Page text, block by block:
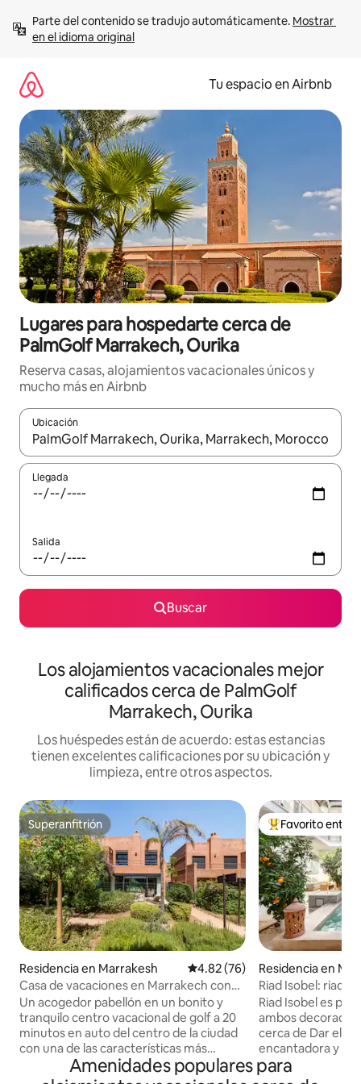
contenido
Parte del contenido se tradujo automáticamente. Mostrar
en el idioma original
Tu espacio en Airbnb
Lugares para hospedarte cerca de
PalmGolf Marrakech, Ourika
Reserva casas, alojamientos vacacionales únicos y
mucho más en Airbnb
Ubicación
Cuando los resultados estén disponibles, podrás navegar
Llegada
Salida
Buscar
Los alojamientos vacacionales mejor
calificados cerca de PalmGolf
Marrakech, Ourika
Los huéspedes están de acuerdo: estas estancias
tienen excelentes calificaciones por su ubicación y
limpieza, entre otros aspectos.
Superanfitrión
Superanfitrión
Residencia en Marrakesh Calificación promedio: 4.82 de
4.82 (76)
Casa de vacaciones en Marrakech con
internet de alta velocidad
Un acogedor pabellón en un bonito y
tranquilo centro vacacional de golf a 20
minutos en auto del centro de la ciudad
con una de las características más
únicas, un parque por cable para todos
los deportes acuáticos. Un pabellón muy
De los mejores
Favorito entre
Residencia en
Riad Isobel: riad
capacidad para 8
Riad Isobel es
ambos
cerca de Dar el
encantadora y
céntrica y
Totalmente
Amenidades populares para